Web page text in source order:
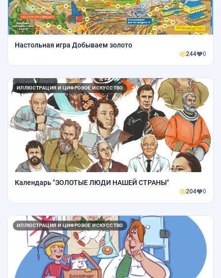
Настольная игра Добываем золото
244 0
ИЛЛЮСТРАЦИЯ И ЦИФРОВОЕ ИСКУССТВО
Календарь "ЗОЛОТЫЕ ЛЮДИ НАШЕЙ СТРАНЫ"
204 0
ИЛЛЮСТРАЦИЯ И ЦИФРОВОЕ ИСКУССТВО